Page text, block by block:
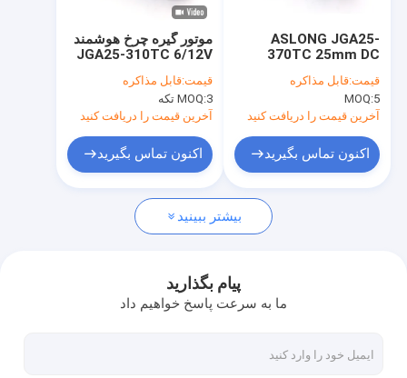
موتور گیربکس های 12 میلی متری مایکرو DC
موتورهای کوچک 37 میلی متری DC
موتور گیره چرخ هوشمند
JGA25-310TC 6/12V
موتور کاهش دهنده DC
قیمت:قابل مذاکره
MOQ:3 تکه
آخرین قیمت را دریافت کنید
اکنون تماس بگیرید
ASLONG JGA25-
370TC 25mm DC
هوشمند چرخ ماشین ثابت
قاب اتصال موتور آستین
12 ولت موتور الکتریکی
قیمت:قابل مذاکره
MOQ:5
آخرین قیمت را دریافت کنید
اکنون تماس بگیرید
بیشتر ببینید
پیام بگذارید
ما به سرعت پاسخ خواهیم داد